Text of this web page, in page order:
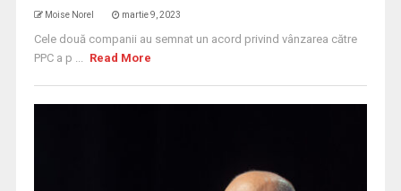
Moise Norel martie 9, 2023
Cele două companii au semnat un acord privind vânzarea către
PPC a p ... Read More